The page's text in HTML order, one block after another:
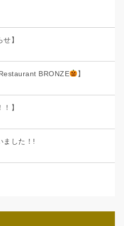
】
BRONZE 】
】
ました！!